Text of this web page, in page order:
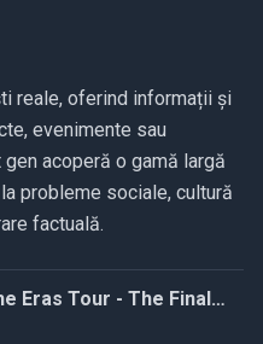
reale, oferind informații și
evenimente sau
acoperă o gamă largă
probleme sociale, cultură
factuală.
Eras Tour - The Final